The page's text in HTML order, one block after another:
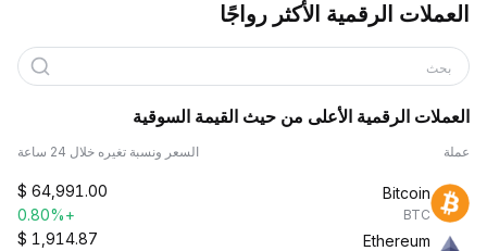
العملات الرقمية الأكثر رواجًا
بحث
العملات الرقمية الأعلى من حيث القيمة السوقية
عملة السعر ونسبة تغيره خلال 24 ساعة
Bitcoin
BTC
$ 64,991.00
+0.80%
Ethereum
$ 1,914.87